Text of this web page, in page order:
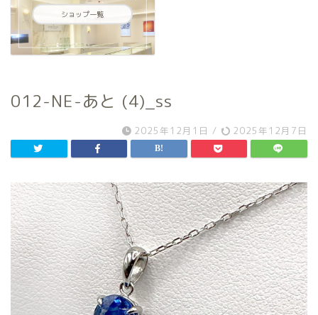
ショップ一覧
012-NE-あと (4)_ss
2025年12月1日 / 2025年12月7日